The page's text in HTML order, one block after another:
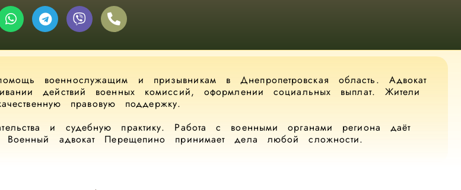
военнослужащим и призывникам в Днепропетровская область. Адвокат
действий военных комиссий, оформлении социальных выплат. Жители
правовую поддержку.
и судебную практику. Работа с военными органами региона даёт
Военный адвокат Перещепино принимает дела любой сложности.